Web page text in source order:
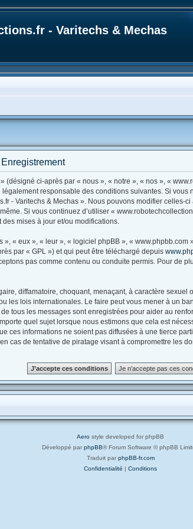
- Varitechs & Mechas
ci-après par « nous », « notre », « nos », «
responsable des conditions suivantes. Si
- Varitechs & Mechas ». Nous pouvons modifier celles-
Si vous continuez d’utiliser «
mises à jour et/ou modifications.
« eux », « leur », « logiciel phpBB », «
par « GPL ») et qui peut être téléchargé depuis
pas comme contenu ou conduite permis. Pour de
diffamatoire, choquant, menaçant, à caractère
les lois internationales. Le faire peut vous mener à un
tous les messages sont enregistrées pour aider au
quel sujet lorsque nous estimons que cela est
ces informations ne soient pas diffusées à une tierce
cas de tentative de piratage visant à compromettre les
Aero style developed for phpBB
Développé par phpBB® Forum Software © phpBB
Traduit par phpBB-fr.com
Confidentialité | Conditions